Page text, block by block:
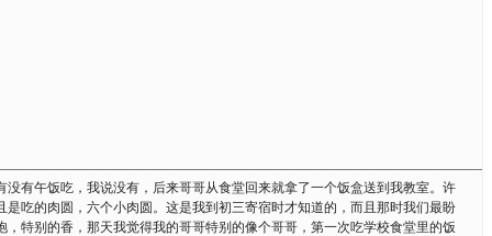
有午饭吃，我说没有，后来哥哥从食堂回来就拿了一个饭盒送到我教室。许
吃的肉圆，六个小肉圆。这是我到初三寄宿时才知道的，而且那时我们最盼
特别的香，那天我觉得我的哥哥特别的像个哥哥，第一次吃学校食堂里的饭